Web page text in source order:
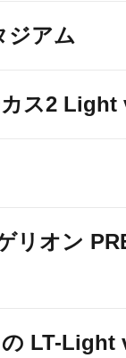
ジアム
ス2 Light
リオン
LT-Light